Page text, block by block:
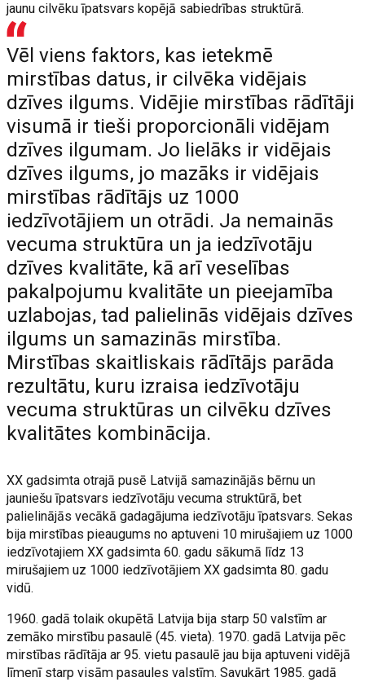
jaunu cilvēku īpatsvars kopējā sabiedrības struktūrā.
Vēl viens faktors, kas ietekmē
mirstības datus, ir cilvēka vidējais
dzīves ilgums. Vidējie mirstības rādītāji
visumā ir tieši proporcionāli vidējam
dzīves ilgumam. Jo lielāks ir vidējais
dzīves ilgums, jo mazāks ir vidējais
mirstības rādītājs uz 1000
iedzīvotājiem un otrādi. Ja nemainās
vecuma struktūra un ja iedzīvotāju
dzīves kvalitāte, kā arī veselības
pakalpojumu kvalitāte un pieejamība
uzlabojas, tad palielinās vidējais dzīves
ilgums un samazinās mirstība.
Mirstības skaitliskais rādītājs parāda
rezultātu, kuru izraisa iedzīvotāju
vecuma struktūras un cilvēku dzīves
kvalitātes kombinācija.
XX gadsimta otrajā pusē Latvijā samazinājās bērnu un
jauniešu īpatsvars iedzīvotāju vecuma struktūrā, bet
palielinājās vecākā gadagājuma iedzīvotāju īpatsvars. Sekas
bija mirstības pieaugums no aptuveni 10 mirušajiem uz 1000
iedzīvotajiem XX gadsimta 60. gadu sākumā līdz 13
mirušajiem uz 1000 iedzīvotājiem XX gadsimta 80. gadu
vidū.
1960. gadā tolaik okupētā Latvija bija starp 50 valstīm ar
zemāko mirstību pasaulē (45. vieta). 1970. gadā Latvija pēc
mirstības rādītāja ar 95. vietu pasaulē jau bija aptuveni vidējā
līmenī starp visām pasaules valstīm. Savukārt 1985. gadā